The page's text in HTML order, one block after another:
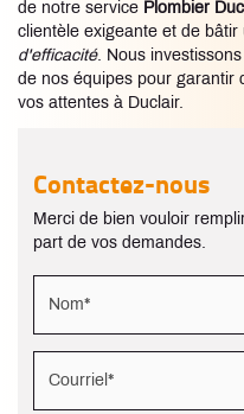
de notre service Plombier
clientèle exigeante et de bâtir
d'efficacité. Nous
de nos équipes pour garantir
vos attentes à Duclair.
Contactez-nous
Merci de bien vouloir
part de vos demandes.